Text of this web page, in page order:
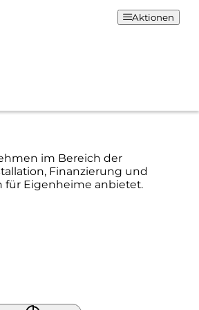
Aktionen
im Bereich der
Finanzierung und
für Eigenheime anbietet.